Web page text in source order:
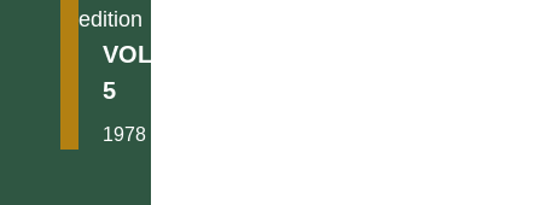
edition
VOL.
5
1978